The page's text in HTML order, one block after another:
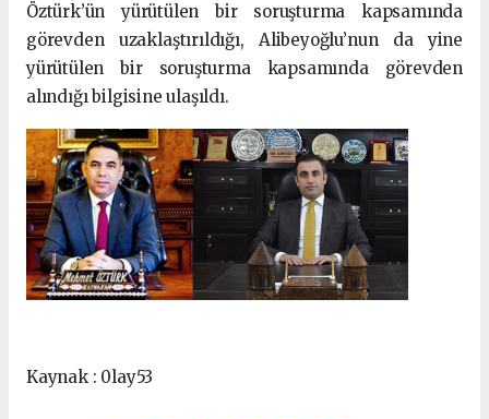
Öztürk’ün yürütülen bir soruşturma kapsamında
görevden uzaklaştırıldığı, Alibeyoğlu’nun da yine
yürütülen bir soruşturma kapsamında görevden
alındığı bilgisine ulaşıldı.
Kaynak : 0lay53